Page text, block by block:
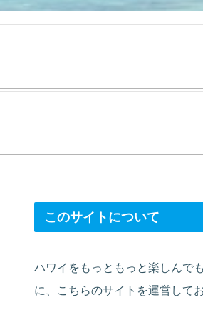
このサイトについて
ハワイをもっともっと楽しんで
に、こちらのサイトを運営して